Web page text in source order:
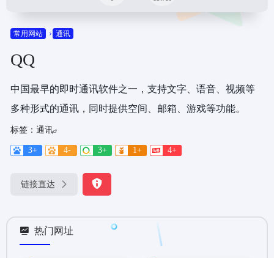
常用网站 通讯
QQ
中国最早的即时通讯软件之一，支持文字、语音、视频等
多种形式的通讯，同时提供空间、邮箱、游戏等功能。
标签： 通讯
3+ 4- 3+ 1+ 4+
链接直达
热门网址